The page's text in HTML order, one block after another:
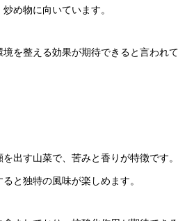
め物に向いています。
を整える効果が期待できると言われて
出す山菜で、苦みと香りが特徴です。
と独特の風味が楽しめます。